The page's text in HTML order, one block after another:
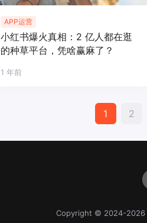
APP运营
小红书爆火真相：2 亿人都在逛
的种草平台，凭啥赢麻了？
1 年前
文
章
1 2
Copyright © 2024-2026